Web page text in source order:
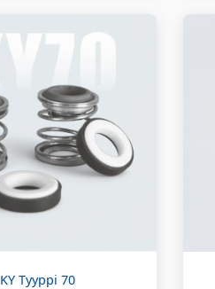
KY Tyyppi 70